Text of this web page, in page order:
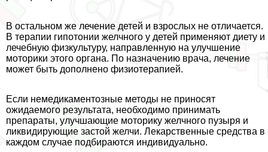
В остальном же лечение детей и взрослых не отличается.
В терапии гипотонии желчного у детей применяют диету и
лечебную физкультуру, направленную на улучшение
моторики этого органа. По назначению врача, лечение
может быть дополнено физиотерапией.
Если немедикаментозные методы не приносят
ожидаемого результата, необходимо принимать
препараты, улучшающие моторику желчного пузыря и
ликвидирующие застой желчи. Лекарственные средства в
каждом случае подбираются индивидуально.